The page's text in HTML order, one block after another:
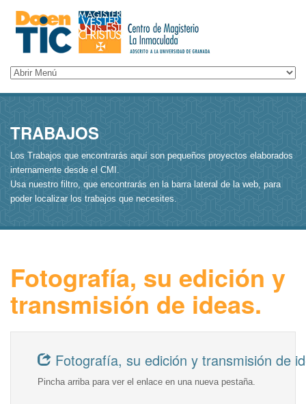
TRABAJOS
Los Trabajos que encontrarás aquí son pequeños proyectos elaborados
internamente desde el CMI.
Usa nuestro filtro, que encontrarás en la barra lateral de la web, para
poder localizar los trabajos que necesites.
Fotografía, su edición y
transmisión de ideas.
Fotografía, su edición y transmisión de
Pincha arriba para ver el enlace en una nueva pestaña.